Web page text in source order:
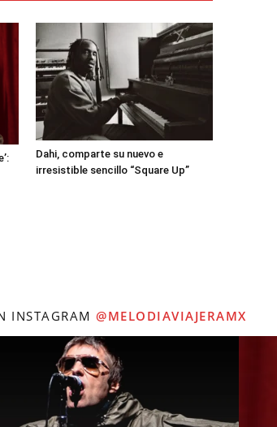
Dahi, comparte su nuevo e
irresistible sencillo “Square Up”
INSTAGRAM@MELODIAVIAJERAMX